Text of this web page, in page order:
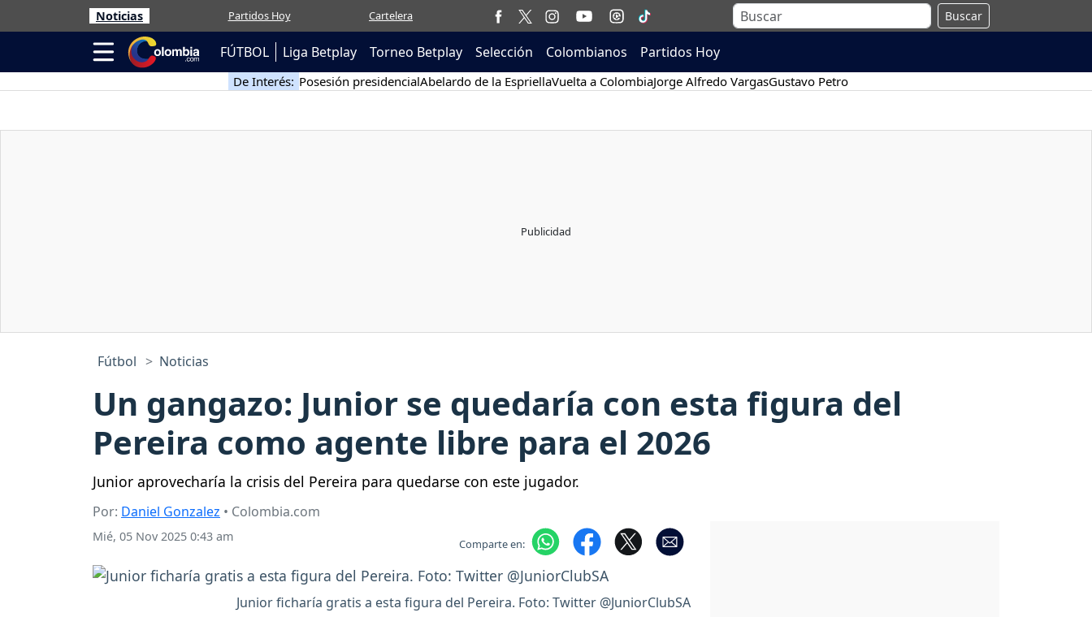
Noticias Partidos Hoy Cartelera Buscar
FÚTBOL Liga Betplay Torneo Betplay Selección Colombianos Partidos Hoy
De Interés: Posesión presidencialAbelardo de la EspriellaVuelta a ColombiaJorge Alfredo VargasGustavo Petro
Fútbol Noticias
Un gangazo: Junior se quedaría con esta figura del
Pereira como agente libre para el 2026
Junior aprovecharía la crisis del Pereira para quedarse con este jugador.
Por: Daniel Gonzalez • Colombia.com
Mié, 05 Nov 2025 0:43 am Comparte en:
Junior ficharía gratis a esta figura del Pereira. Foto: Twitter @JuniorClubSA